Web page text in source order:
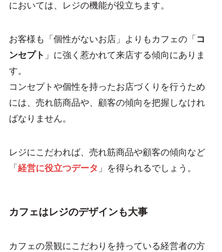
においては、レジの機能が役立ちます。
お客様も「個性がないお店」よりもカフェの「 コ
ンセプト 」に強く惹かれて来店する傾向にありま
す。
コンセプトや個性を持ったお店づくりを行うため
には、売れ筋商品や、顧客の傾向を把握しなけれ
ばなりません。
レジにこだわれば、売れ筋商品や顧客の傾向など
「 経営に役立つデータ 」を得られるでしょう。
カフェはレジのデザインも大事
カフェの景観にこだわりを持っている経営者の方